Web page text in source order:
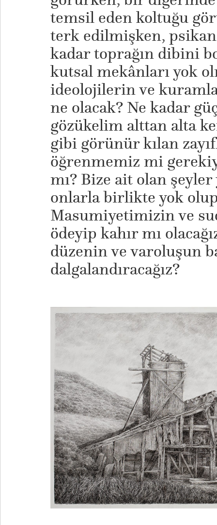
temsil eden koltuğu
terk edilmişken,
kadar toprağın dibini
kutsal mekânları yok
ideolojilerin ve
ne olacak? Ne kadar
gözükelim alttan alta
gibi görünür kılan
öğrenmemiz mi
mı? Bize ait olan
onlarla birlikte yok
Masumiyetimizin ve
ödeyip kahır mı
düzenin ve varoluşun
dalgalandıracağız?